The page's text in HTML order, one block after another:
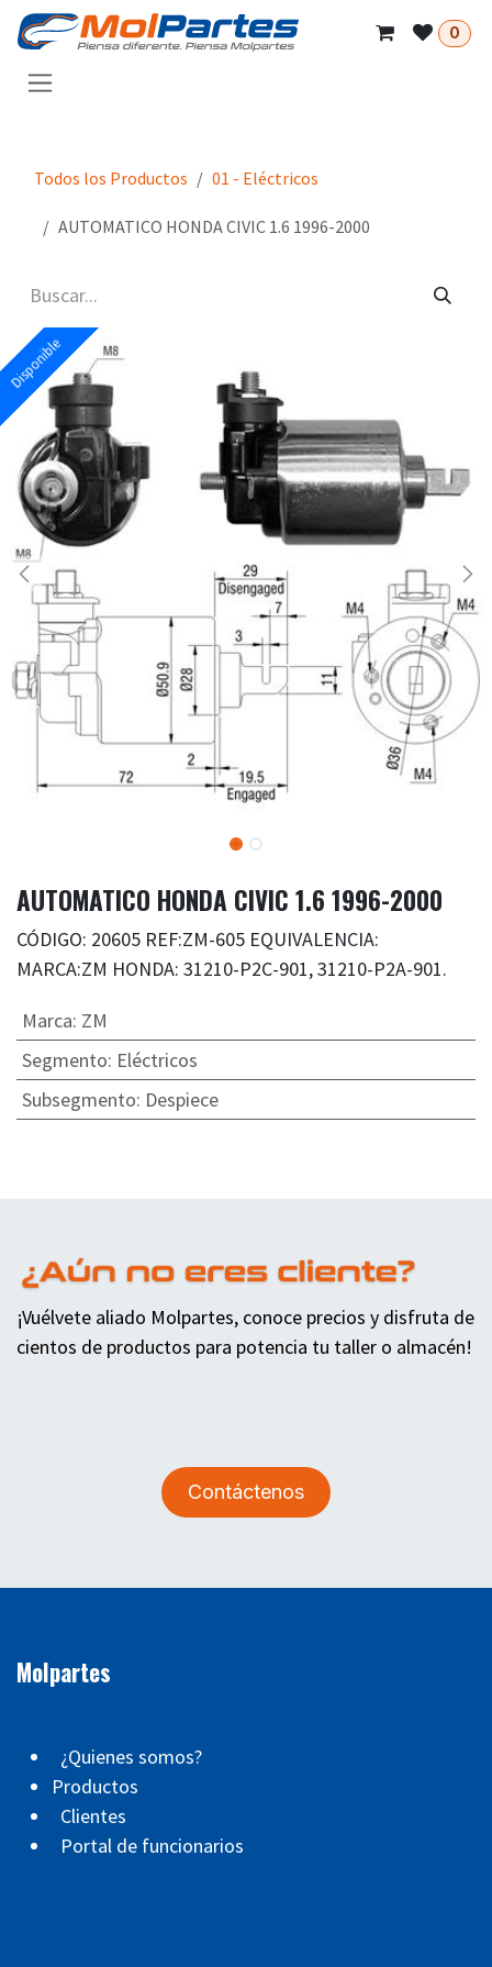
Ir al contenido
0
Todos los Productos 01 - Eléctricos
AUTOMATICO HONDA CIVIC 1.6 1996-2000
Disponible
Disponible
AUTOMATICO HONDA CIVIC 1.6 1996-2000
CÓDIGO: 20605 REF:ZM-605 EQUIVALENCIA:
MARCA:ZM HONDA: 31210-P2C-901, 31210-P2A-901.
Marca: ZM
Segmento: Eléctricos
Subsegmento: Despiece
¡Vuélvete aliado Molpartes, conoce precios y disfruta de
cientos de productos para potencia tu taller o almacén!
Contáctenos
Molpartes
¿Quienes somos?
Productos
Clientes
Portal de funcionarios